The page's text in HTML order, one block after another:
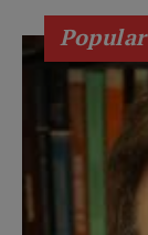
Popular